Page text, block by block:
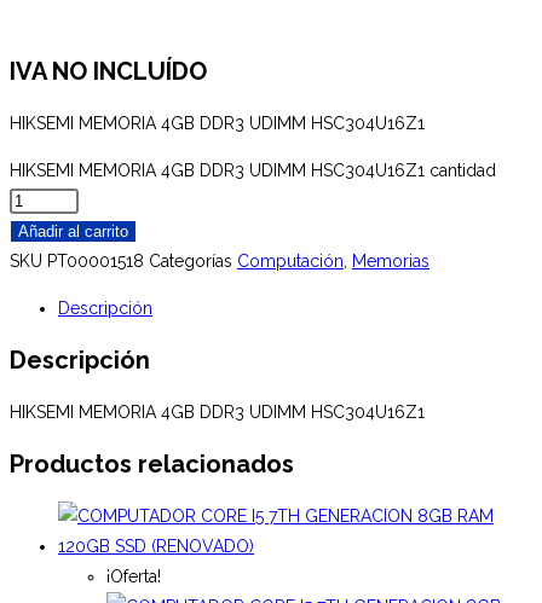
IVA NO INCLUÍDO
HIKSEMI MEMORIA 4GB DDR3 UDIMM HSC304U16Z1
HIKSEMI MEMORIA 4GB DDR3 UDIMM HSC304U16Z1 cantidad
Añadir al carrito
SKU PT00001518 Categorías Computación Memorias
Descripción
Descripción
HIKSEMI MEMORIA 4GB DDR3 UDIMM HSC304U16Z1
Productos relacionados
¡Oferta!